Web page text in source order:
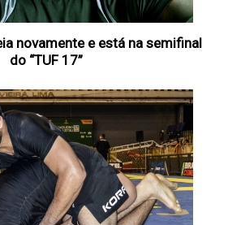
novamente e está na semifinal
do “TUF 17”